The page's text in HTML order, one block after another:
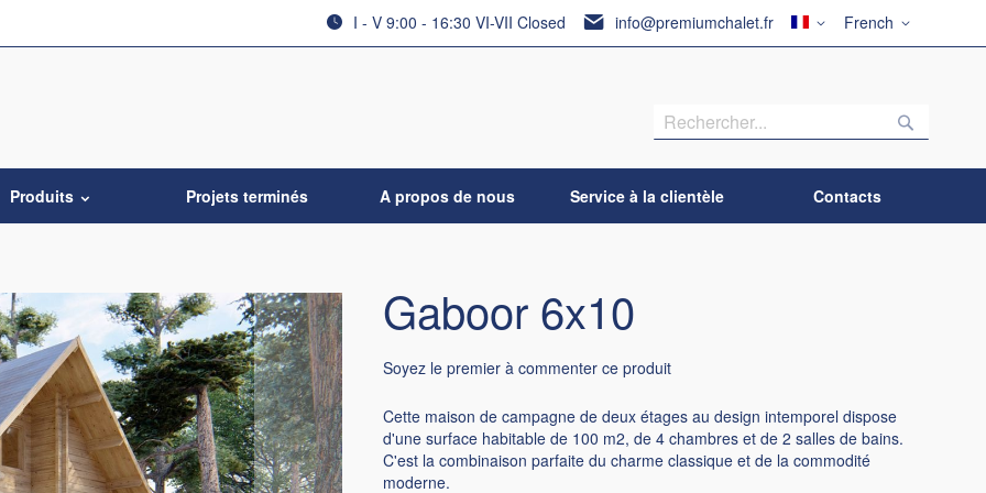
Langue
French
Pays
info@premiumchalet.fr
I - V 9:00 - 16:30 VI-VII Closed
Produits Projets terminés A propos de nous Service à la clientèle Contacts
Gaboor 6x10
Soyez le premier à commenter ce produit
Cette maison de campagne de deux étages au design intemporel dispose
d'une surface habitable de 100 m2, de 4 chambres et de 2 salles de bains.
C'est la combinaison parfaite du charme classique et de la commodité
moderne.